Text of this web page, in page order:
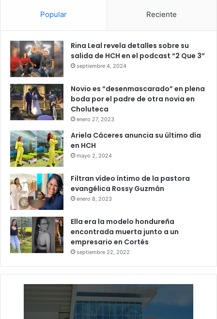
Popular Reciente
Rina Leal revela detalles sobre su
salida de HCH en el podcast “2 Que 3”
septiembre 4, 2024
Novio es “desenmascarado” en plena
boda por el padre de otra novia en
Choluteca
enero 27, 2023
Ariela Cáceres anuncia su último día
en HCH
mayo 2, 2024
Filtran vídeo íntimo de la pastora
evangélica Rossy Guzmán
enero 8, 2023
Ella era la modelo hondureña
encontrada muerta junto a un
empresario en Cortés
septiembre 22, 2022